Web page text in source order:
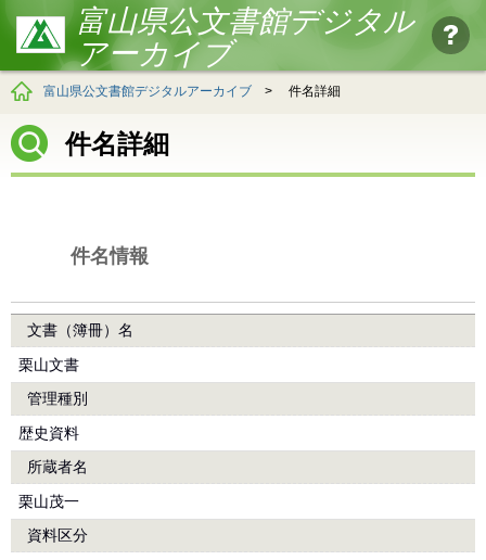
富山県公文書館デジタル
アーカイブ
富山県公文書館デジタルアーカイブ > 件名詳細
件名詳細
件名情報
文書（簿冊）名
栗山文書
管理種別
歴史資料
所蔵者名
栗山茂一
資料区分